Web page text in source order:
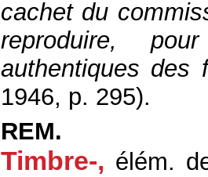
cachet du
reproduire,
authentiques des
1946, p. 295).
REM.
Timbre-, élém.